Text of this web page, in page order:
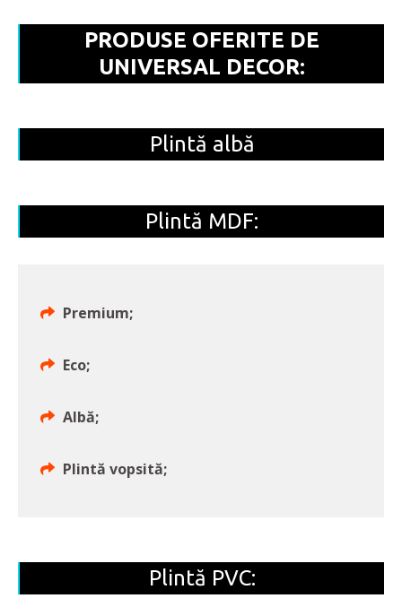
PRODUSE OFERITE DE
UNIVERSAL DECOR:
Plintă albă
Plintă MDF:
Premium;
Eco;
Albă;
Plintă vopsită;
Plintă PVC: